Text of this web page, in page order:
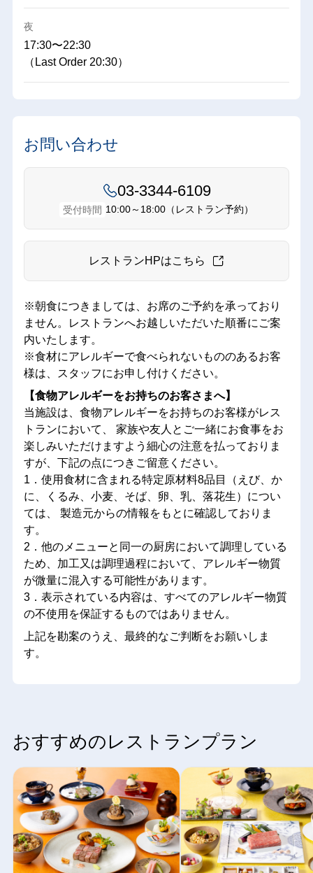
夜
17:30〜22:30
（Last Order 20:30）
お問い合わせ
03-3344-6109
受付時間 10:00～18:00（レストラン予約）
レストランHPはこちら
※朝食につきましては、お席のご予約を承っており
ません。レストランへお越しいただいた順番にご案
内いたします。
※食材にアレルギーで食べられないもののあるお客
様は、スタッフにお申し付けください。
【食物アレルギーをお持ちのお客さまへ】
当施設は、食物アレルギーをお持ちのお客様がレス
トランにおいて、 家族や友人とご一緒にお食事をお
楽しみいただけますよう細心の注意を払っておりま
すが、下記の点につきご留意ください。
1．使用食材に含まれる特定原材料8品目（えび、か
に、くるみ、小麦、そば、卵、乳、落花生）につい
ては、 製造元からの情報をもとに確認しておりま
す。
2．他のメニューと同一の厨房において調理している
ため、加工又は調理過程において、アレルギー物質
が微量に混入する可能性があります。
3．表示されている内容は、すべてのアレルギー物質
の不使用を保証するものではありません。
上記を勘案のうえ、最終的なご判断をお願いしま
す。
おすすめのレストランプラン